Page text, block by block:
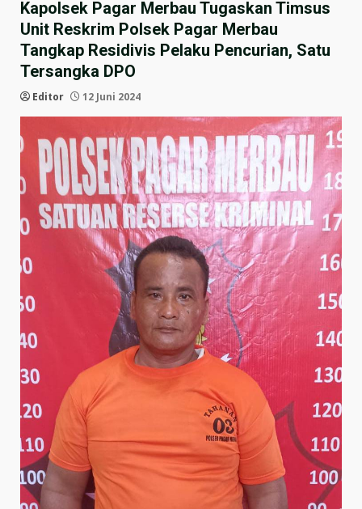
Kapolsek Pagar Merbau Tugaskan Timsus
Unit Reskrim Polsek Pagar Merbau
Tangkap Residivis Pelaku Pencurian, Satu
Tersangka DPO
Editor 12 Juni 2024